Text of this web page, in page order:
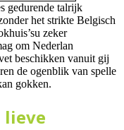
gedurende talrijk
het strikte Belgisch
zeker
om Nederlan
beschikken vanuit gij
de ogenblik van spelle
gokken.
lieve